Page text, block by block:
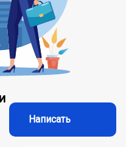
Написать